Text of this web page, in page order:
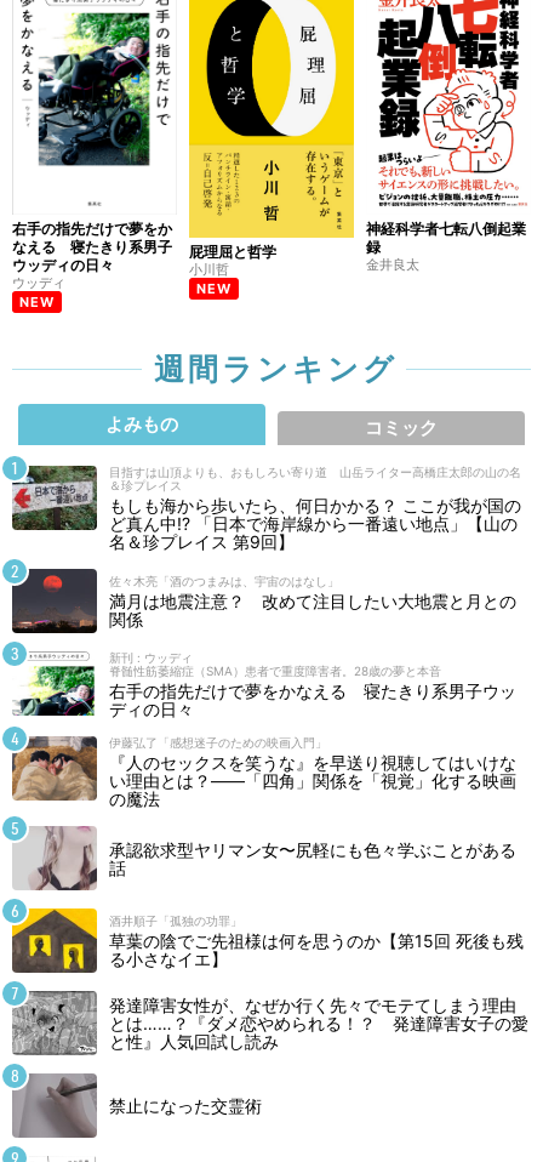
右手の指先だけで夢をか
なえる 寝たきり系男子
ウッディの日々
ウッディ
NEW
屁理屈と哲学
小川哲
NEW
神経科学者七転八倒起業
録
金井良太
週間ランキング
よみもの コミック
目指すは山頂よりも、おもしろい寄り道 山岳ライター高橋庄太郎の山の名
＆珍プレイス
もしも海から歩いたら、何日かかる？ ここが我が国の
ど真ん中!? 「日本で海岸線から一番遠い地点」【山の
名＆珍プレイス 第9回】
佐々木亮「酒のつまみは、宇宙のはなし」
満月は地震注意？ 改めて注目したい大地震と月との
関係
新刊 : ウッディ
脊髄性筋萎縮症（SMA）患者で重度障害者。28歳の夢と本音
右手の指先だけで夢をかなえる 寝たきり系男子ウッ
ディの日々
伊藤弘了「感想迷子のための映画入門」
『人のセックスを笑うな』を早送り視聴してはいけな
い理由とは？――「四角」関係を「視覚」化する映画
の魔法
承認欲求型ヤリマン女〜尻軽にも色々学ぶことがある
話
酒井順子「孤独の功罪」
草葉の陰でご先祖様は何を思うのか【第15回 死後も残
る小さなイエ】
発達障害女性が、なぜか行く先々でモテてしまう理由
とは……？『ダメ恋やめられる！？ 発達障害女子の愛
と性』人気回試し読み
禁止になった交霊術